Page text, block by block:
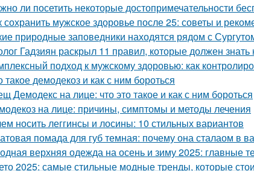
ли посетить некоторые достопримечательности
сохранить мужское здоровье после 25: советы и
природные заповедники находятся рядом с
Гадзиян раскрыл 11 правил, которые должен
подход к мужскому здоровью: как
такое демодекоз и как с ним бороться
Демодекс на лице: что это такое и как с ним бороться
на лице: причины, симптомы и методы лечения
носить леггинсы и лосины: 10 стильных вариантов
помада для губ темная: почему она сталаом в
верхняя одежда на осень и зиму 2025: главные
2025: самые стильные модные тренды, которые